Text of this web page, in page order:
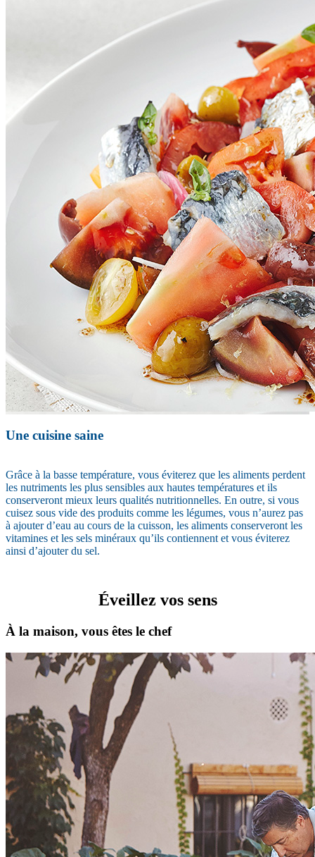
Une cuisine saine
Grâce à la basse température, vous éviterez que les aliments perdent
les nutriments les plus sensibles aux hautes températures et ils
conserveront mieux leurs qualités nutritionnelles. En outre, si vous
cuisez sous vide des produits comme les légumes, vous n’aurez pas
à ajouter d’eau au cours de la cuisson, les aliments conserveront les
vitamines et les sels minéraux qu’ils contiennent et vous éviterez
ainsi d’ajouter du sel.
Éveillez vos sens
À la maison, vous êtes le chef